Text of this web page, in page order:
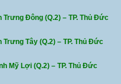
Trưng Đông (Q.2) – TP. Thủ Đức
Trưng Tây (Q.2) – TP. Thủ Đức
Mỹ Lợi (Q.2) – TP. Thủ Đức